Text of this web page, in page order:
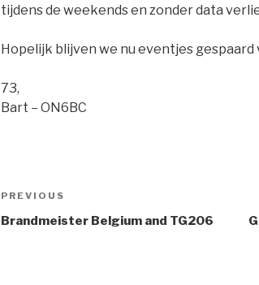
tijdens de weekends en zonder data
Hopelijk blijven we nu eventjes gespaard
73,
Bart – ON6BC
Post
navigation
Previous
Post
PREVIOUS
Brandmeister Belgium and TG206